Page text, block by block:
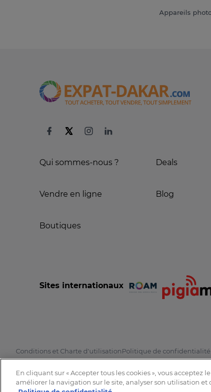
Appareils
Qui sommes-nous ?
Vendre en ligne
Boutiques
Deals
Blog
Sites internationaux
Conditions et Charte d'utilisationPolitique de confidentialité
En cliquant sur « Accepter tous les cookies », vous acceptez
améliorer la navigation sur le site, analyser son utilisation et